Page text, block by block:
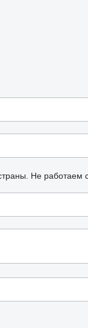
Не работаем